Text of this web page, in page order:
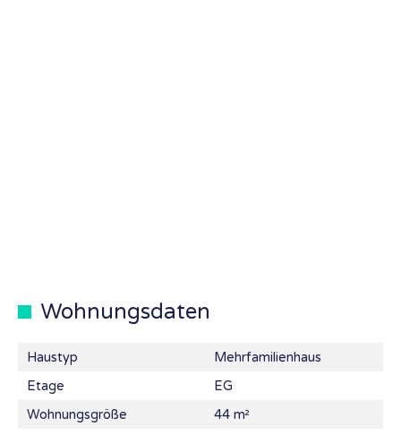
Wohnungsdaten
Haustyp
Mehrfamilienhaus
Etage
EG
Wohnungsgröße
44 m²